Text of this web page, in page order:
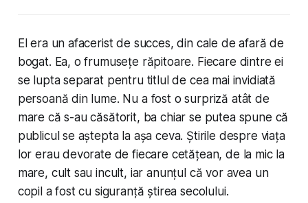
El era un afacerist de succes, din cale de afară de
bogat. Ea, o frumusețe răpitoare. Fiecare dintre ei
se lupta separat pentru titlul de cea mai invidiată
persoană din lume. Nu a fost o surpriză atât de
mare că s-au căsătorit, ba chiar se putea spune că
publicul se aștepta la așa ceva. Știrile despre viața
lor erau devorate de fiecare cetățean, de la mic la
mare, cult sau incult, iar anunțul că vor avea un
copil a fost cu siguranță știrea secolului.